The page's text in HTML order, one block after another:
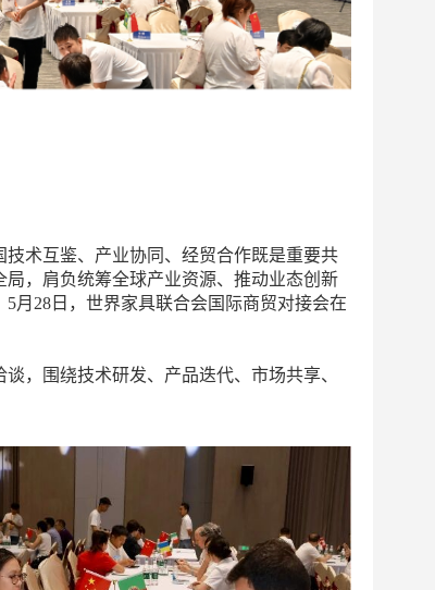
术互鉴、产业协同、经贸合作既是重要共
，肩负统筹全球产业资源、推动业态创新
月28日，世界家具联合会国际商贸对接会在
围绕技术研发、产品迭代、市场共享、